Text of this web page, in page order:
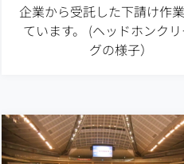
企業から受託した下請け作
ています。 (ヘッドホンク
グの様子）